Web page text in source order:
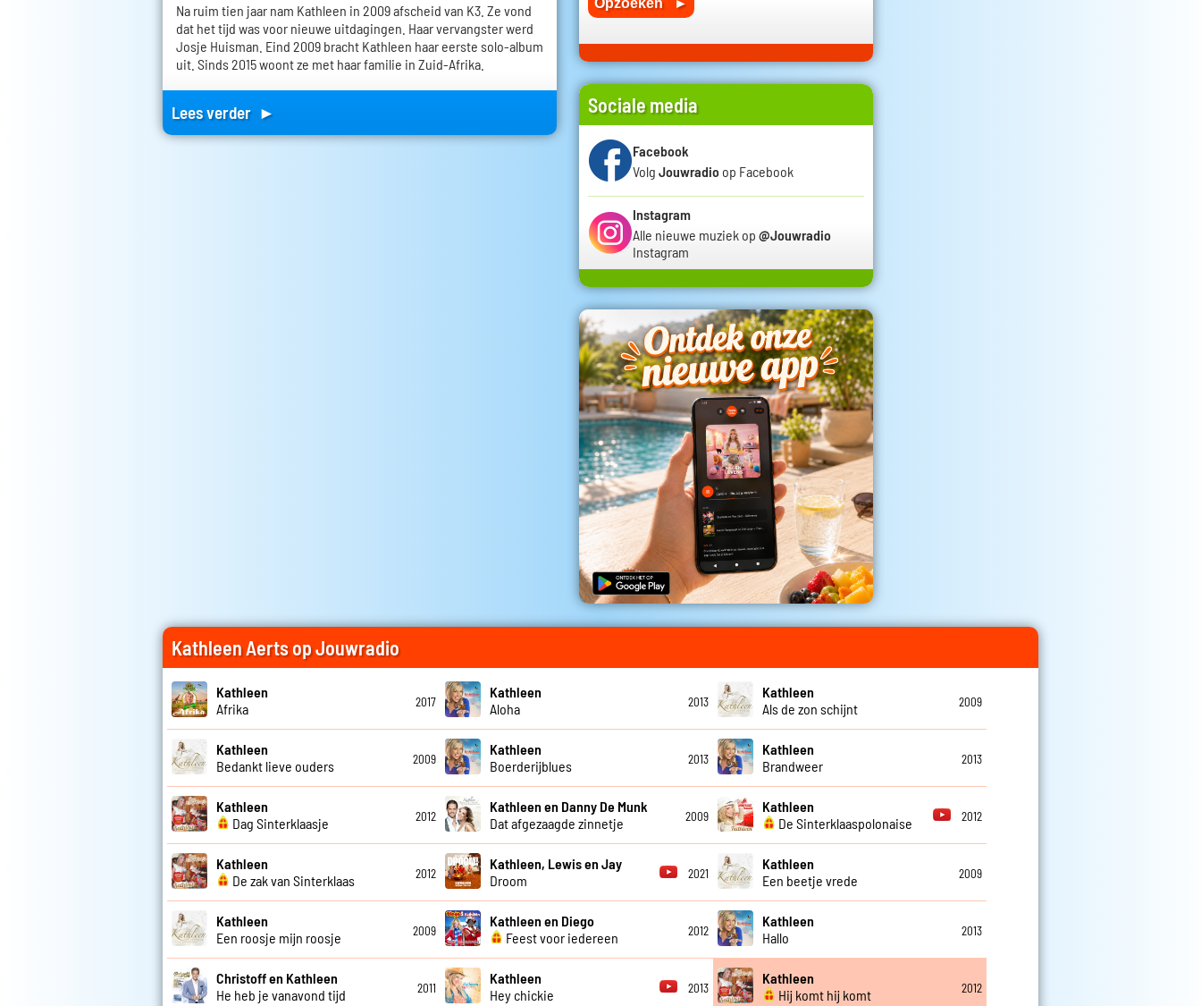
Na ruim tien jaar nam Kathleen in 2009 afscheid van K3. Ze vond
dat het tijd was voor nieuwe uitdagingen. Haar vervangster werd
Josje Huisman. Eind 2009 bracht Kathleen haar eerste solo-album
uit. Sinds 2015 woont ze met haar familie in Zuid-Afrika.
Lees verder ► Sociale media
Facebook
Volg Jouwradio op Facebook
Instagram
Alle nieuwe muziek op @Jouwradio
Instagram
Kathleen Aerts op Jouwradio
Kathleen
Afrika
2017
Kathleen
Aloha
2013
Kathleen
Als de zon schijnt
2009
Kathleen
Bedankt lieve ouders
2009
Kathleen
Boerderijblues
2013
Kathleen
Brandweer
2013
Kathleen
Dag Sinterklaasje
2012
Kathleen en Danny De Munk
Dat afgezaagde zinnetje
2009
Kathleen
De Sinterklaaspolonaise
2012
Kathleen
De zak van Sinterklaas
2012
Kathleen, Lewis en Jay
Droom
2021
Kathleen
Een beetje vrede
2009
Kathleen
Een roosje mijn roosje
2009
Kathleen en Diego
Feest voor iedereen
2012
Kathleen
Hallo
2013
Christoff en Kathleen
He heb je vanavond tijd
2011
Kathleen
Hey chickie
2013
Kathleen
Hij komt hij komt
2012